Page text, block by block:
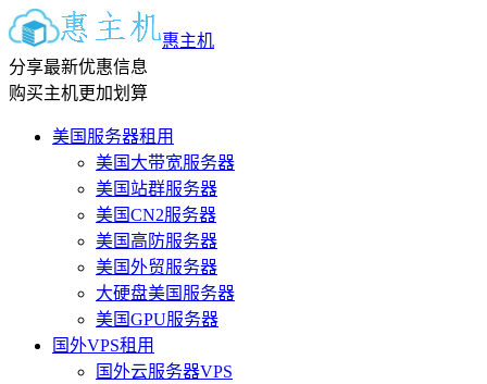
惠主机
分享最新优惠信息
购买主机更加划算
美国服务器租用
美国大带宽服务器
美国站群服务器
美国CN2服务器
美国高防服务器
美国外贸服务器
大硬盘美国服务器
美国GPU服务器
国外VPS租用
国外云服务器VPS